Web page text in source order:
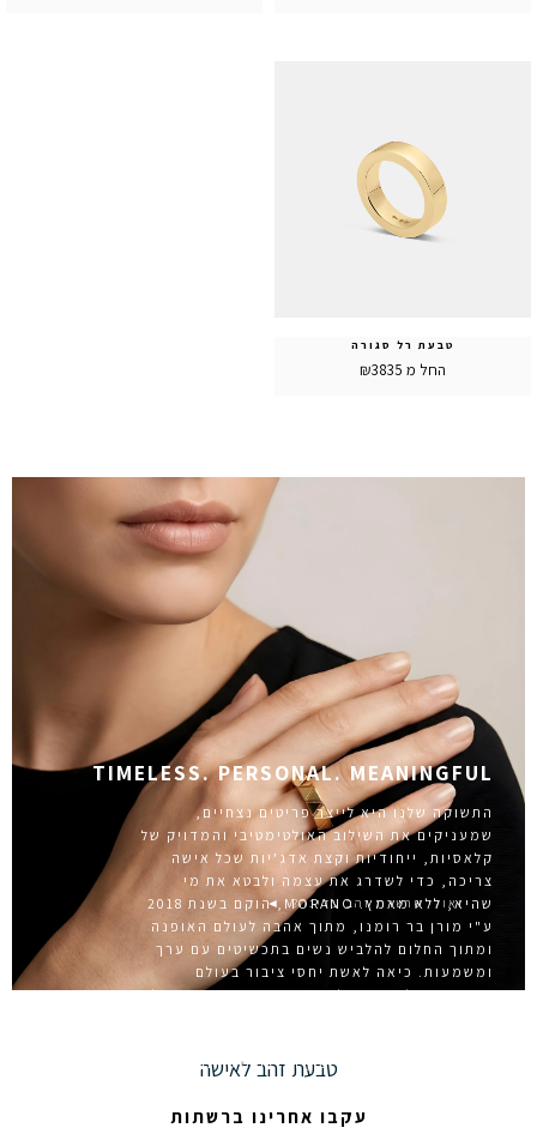
טבעת רל סגורה
החל מ ₪3835
TIMELESS. PERSONAL. MEANINGFUL
התשוקה שלנו היא לייצר פריטים נצחיים,
שמעניקים את השילוב האולטימטיבי והמדויק של
קלאסיות, ייחודיות וקצת אדג'יות שכל אישה
צריכה, כדי לשדרג את עצמה ולבטא את מי
שהיא, ללא מאמץ. MORANO, הוקם בשנת 2018
ע"י מורן בר רומנו, מתוך אהבה לעולם האופנה
ומתוך החלום להלביש נשים בתכשיטים עם ערך
ומשמעות. כיאה לאשת יחסי ציבור בעולם
האופנה והלייף סטייל, שיודעת את חשיבותו של
זיכרון, חוויה, מסע אישי, הנוצר משילוב ייחודי
ההרמוניה המשלימה אותך ומבטאת את מהותך.
ואולי שרשרת זהב עדינה? ◄
טבעת זהב לאישה
עקבו אחרינו ברשתות